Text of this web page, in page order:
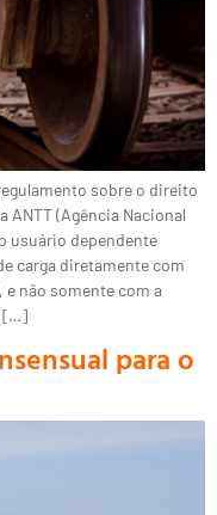
sobre o direito
ANTT (Agência Nacional
usuário dependente
carga diretamente com
e não somente com a
[…]
para o